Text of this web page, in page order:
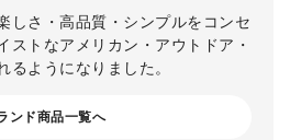
しさ・高品質・シンプルをコンセ
ストなアメリカン・アウトドア・
るようになりました。
ンド商品一覧へ